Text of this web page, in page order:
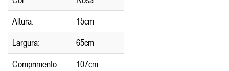
Altura:
15cm
Largura:
65cm
Comprimento:
107cm